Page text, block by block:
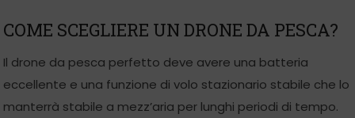
COME SCEGLIERE UN DRONE DA PESCA?
Il drone da pesca perfetto deve avere una batteria
eccellente e una funzione di volo stazionario stabile che lo
manterrà stabile a mezz’aria per lunghi periodi di tempo.